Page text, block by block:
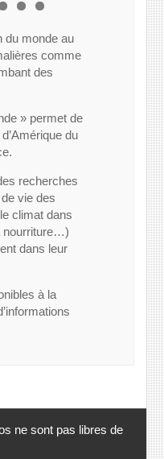
du monde au
comme
des
» permet de
du
recherches
vie des
climat dans
nourriture…)
dans leur
à la
ne sont pas libres de